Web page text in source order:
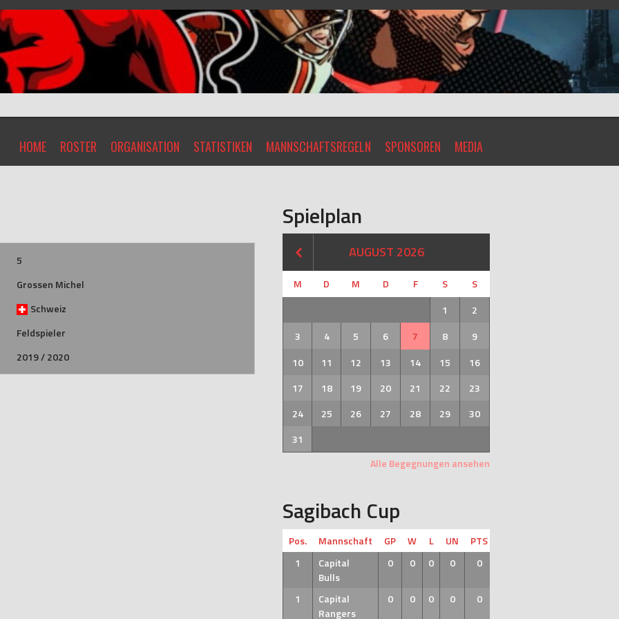
HOME ROSTER ORGANISATION STATISTIKEN MANNSCHAFTSREGELN SPONSOREN MEDIA
5
Grossen Michel
Schweiz
Feldspieler
2019 / 2020
Spielplan
AUGUST 2026
M D M D F S
S
1
2
3
4 5 6 7 8
9
10
11 12 13 14 15
16
17
18 19 20 21 22
23
24
25 26 27 28 29
30
31
Alle Begegnungen ansehen
Sagibach Cup
Pos. Mannschaft GP W L UN
PTS
1
Capital
Bulls
0 0 0 0 0
1
Capital
Rangers
0 0 0 0 0